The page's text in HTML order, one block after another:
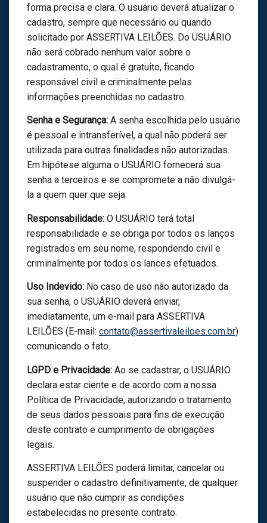
forma precisa e clara. O usuário deverá atualizar o
cadastro, sempre que necessário ou quando
solicitado por ASSERTIVA LEILÕES. Do USUÁRIO
não será cobrado nenhum valor sobre o
cadastramento, o qual é gratuito, ficando
responsável civil e criminalmente pelas
informações preenchidas no cadastro.
Senha e Segurança: A senha escolhida pelo usuário
é pessoal e intransferível, a qual não poderá ser
utilizada para outras finalidades não autorizadas.
Em hipótese alguma o USUÁRIO fornecerá sua
senha a terceiros e se compromete a não divulgá-
la a quem quer que seja.
Responsabilidade: O USUÁRIO terá total
responsabilidade e se obriga por todos os lanços
registrados em seu nome, respondendo civil e
criminalmente por todos os lances efetuados.
Uso Indevido: No caso de uso não autorizado da
sua senha, o USUÁRIO deverá enviar,
imediatamente, um e-mail para ASSERTIVA
LEILÕES (E-mail: contato@assertivaleiloes.com.br)
comunicando o fato.
LGPD e Privacidade: Ao se cadastrar, o USUÁRIO
declara estar ciente e de acordo com a nossa
Política de Privacidade, autorizando o tratamento
de seus dados pessoais para fins de execução
deste contrato e cumprimento de obrigações
legais.
ASSERTIVA LEILÕES poderá limitar, cancelar ou
suspender o cadastro definitivamente, de qualquer
usuário que não cumprir as condições
estabelecidas no presente contrato.